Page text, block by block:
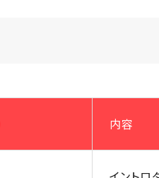
内容